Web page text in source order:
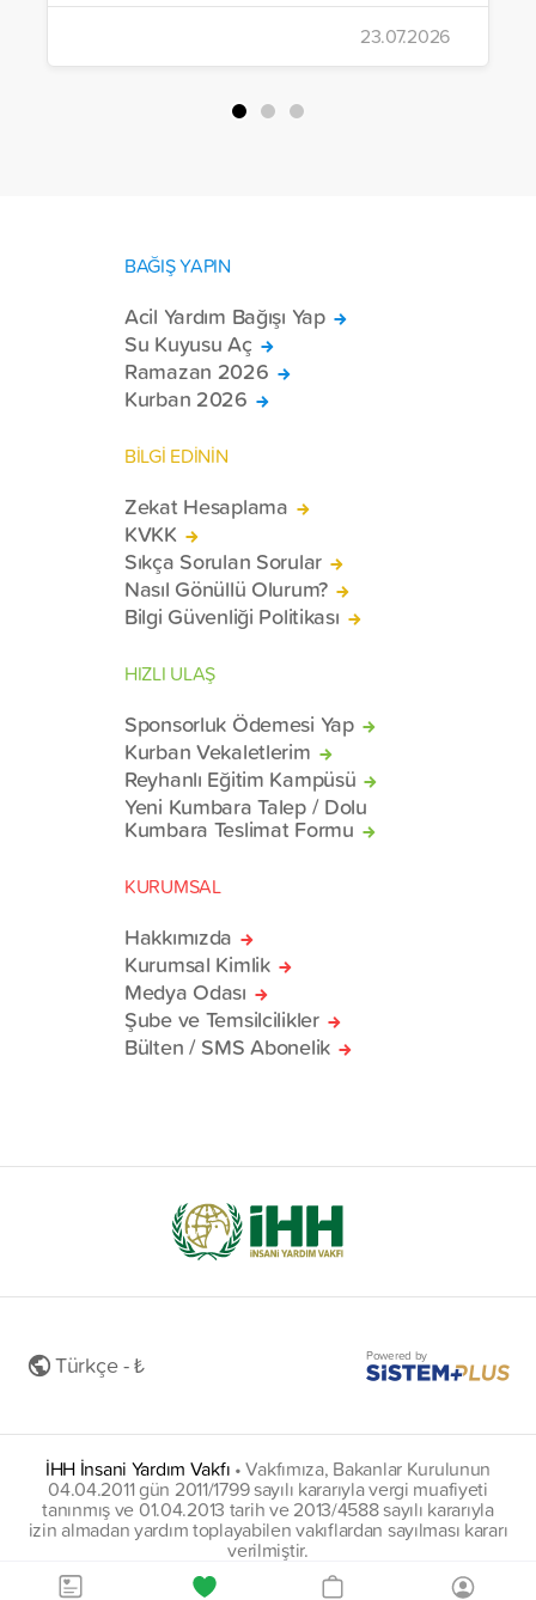
gerçekleştirildi.
23.07.2026
BAĞIŞ YAPIN
Acil Yardım Bağışı Yap
Su Kuyusu Aç
Ramazan 2026
Kurban 2026
BİLGİ EDİNİN
Zekat Hesaplama
KVKK
Sıkça Sorulan Sorular
Nasıl Gönüllü Olurum?
Bilgi Güvenliği Politikası
HIZLI ULAŞ
Sponsorluk Ödemesi Yap
Kurban Vekaletlerim
Reyhanlı Eğitim Kampüsü
Yeni Kumbara Talep / Dolu
Kumbara Teslimat Formu
KURUMSAL
Hakkımızda
Kurumsal Kimlik
Medya Odası
Şube ve Temsilcilikler
Bülten / SMS Abonelik
Türkçe - ₺ Powered by
İHH İnsani Yardım Vakfı •Vakfımıza, Bakanlar Kurulunun
04.04.2011 gün 2011/1799 sayılı kararıyla vergi muafiyeti
tanınmış ve 01.04.2013 tarih ve 2013/4588 sayılı kararıyla
izin almadan yardım toplayabilen vakıflardan sayılması kararı
verilmiştir.
insani@hs01.kep.tr